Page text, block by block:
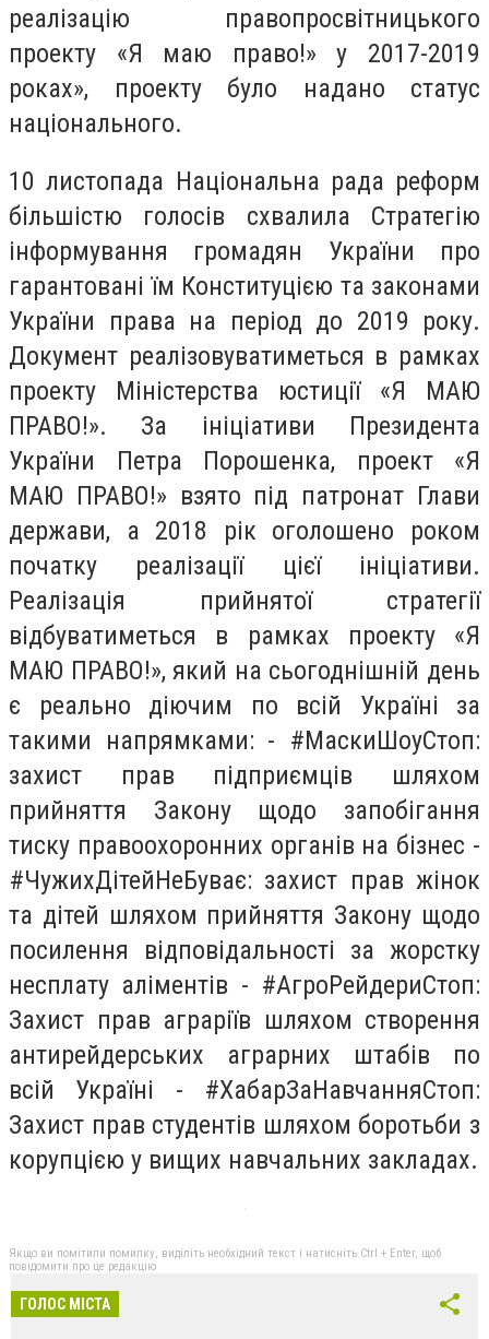
реалізацію правопросвітницького
проекту «Я маю право!» у 2017-2019
роках», проекту було надано статус
національного.
10 листопада Національна рада реформ
більшістю голосів схвалила Стратегію
інформування громадян України про
гарантовані їм Конституцією та законами
України права на період до 2019 року.
Документ реалізовуватиметься в рамках
проекту Міністерства юстиції «Я МАЮ
ПРАВО!». За ініціативи Президента
України Петра Порошенка, проект «Я
МАЮ ПРАВО!» взято під патронат Глави
держави, а 2018 рік оголошено роком
початку реалізації цієї ініціативи.
Реалізація прийнятої стратегії
відбуватиметься в рамках проекту «Я
МАЮ ПРАВО!», який на сьогоднішній день
є реально діючим по всій Україні за
такими напрямками: - #МаскиШоуСтоп:
захист прав підприємців шляхом
прийняття Закону щодо запобігання
тиску правоохоронних органів на бізнес -
#ЧужихДітейНеБуває: захист прав жінок
та дітей шляхом прийняття Закону щодо
посилення відповідальності за жорстку
несплату аліментів - #АгроРейдериСтоп:
Захист прав аграріїв шляхом створення
антирейдерських аграрних штабів по
всій Україні - #ХабарЗаНавчанняСтоп:
Захист прав студентів шляхом боротьби з
корупцією у вищих навчальних закладах.
Якщо ви помітили помилку, виділіть необхідний текст і натисніть Ctrl + Enter, щоб
повідомити про це редакцію
ГОЛОС МІСТА